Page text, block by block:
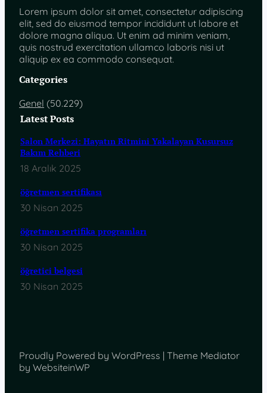
Lorem ipsum dolor sit amet, consectetur adipiscing
elit, sed do eiusmod tempor incididunt ut labore et
dolore magna aliqua. Ut enim ad minim veniam,
quis nostrud exercitation ullamco laboris nisi ut
aliquip ex ea commodo consequat.
Categories
Genel (50.229)
Latest Posts
Salon Merkezi: Hayatın Ritmini Yakalayan Kusursuz
Bakım Rehberi
18 Aralık 2025
öğretmen sertifikası
30 Nisan 2025
öğretmen sertifika programları
30 Nisan 2025
öğretici belgesi
30 Nisan 2025
Proudly Powered by WordPress | Theme Mediator
by WebsiteinWP